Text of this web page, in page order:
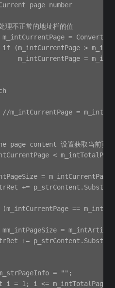
page number
不正常的地址栏的值
=
(m_intCurrentPage >
m_intCurrentPage =
m_intCurrentPage =
page content 设置获取当前页
<
=
+=
==
=
+=
= "";
i = 1; i <= m_intTotalPage;